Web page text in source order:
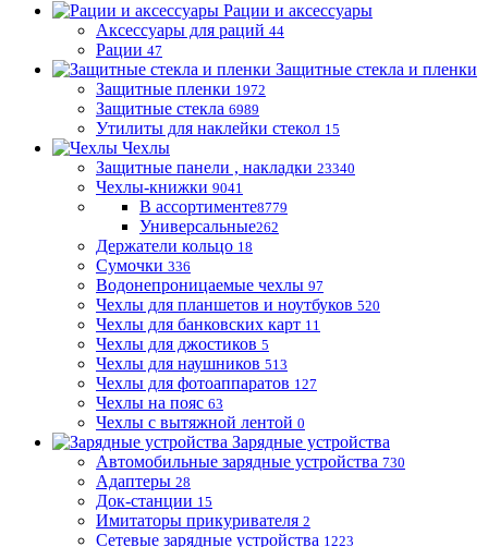
Рации и аксессуары
Аксессуары для раций 44
Рации 47
Защитные стекла и пленки
Защитные пленки 1972
Защитные стекла 6989
Утилиты для наклейки стекол 15
Чехлы
Защитные панели , накладки 23340
Чехлы-книжки 9041
В ассортименте8779
Универсальные262
Держатели кольцо 18
Сумочки 336
Водонепроницаемые чехлы 97
Чехлы для планшетов и ноутбуков 520
Чехлы для банковских карт 11
Чехлы для джостиков 5
Чехлы для наушников 513
Чехлы для фотоаппаратов 127
Чехлы на пояс 63
Чехлы с вытяжной лентой 0
Зарядные устройства
Автомобильные зарядные устройства 730
Адаптеры 28
Док-станции 15
Имитаторы прикуривателя 2
Сетевые зарядные устройства 1223